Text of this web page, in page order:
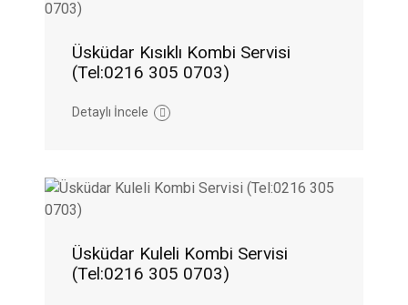
Üsküdar Kısıklı Kombi Servisi
(Tel:0216 305 0703)
Detaylı İncele
Üsküdar Kuleli Kombi Servisi
(Tel:0216 305 0703)